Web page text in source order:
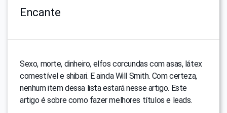
Encante
Sexo, morte, dinheiro, elfos corcundas com asas, látex
comestível e shibari. E ainda Will Smith. Com certeza,
nenhum item dessa lista estará nesse artigo. Este
artigo é sobre como fazer melhores títulos e leads.